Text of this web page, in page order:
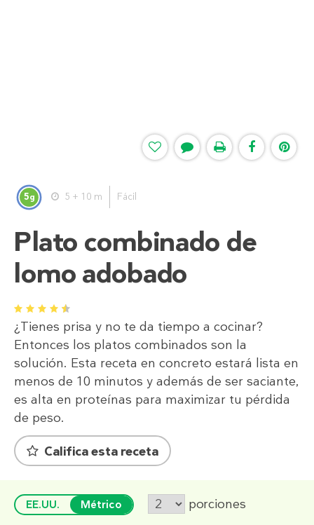
5g 5 + 10 m Fácil
Plato combinado de
lomo adobado
1 2 3 4 5
¿Tienes prisa y no te da tiempo a cocinar?
Entonces los platos combinados son la
solución. Esta receta en concreto estará lista en
menos de 10 minutos y además de ser saciante,
es alta en proteínas para maximizar tu pérdida
de peso.
Califica esta receta
EE.UU. Métrico porciones